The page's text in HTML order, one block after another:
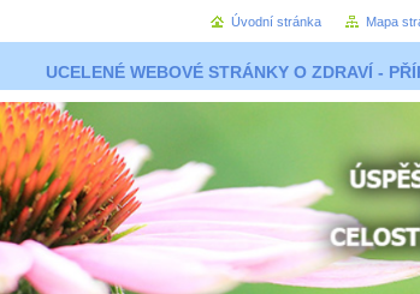
UCELENÉ WEBOVÉ STRÁNKY O ZDRAVÍ -
Úvodní stránka Mapa